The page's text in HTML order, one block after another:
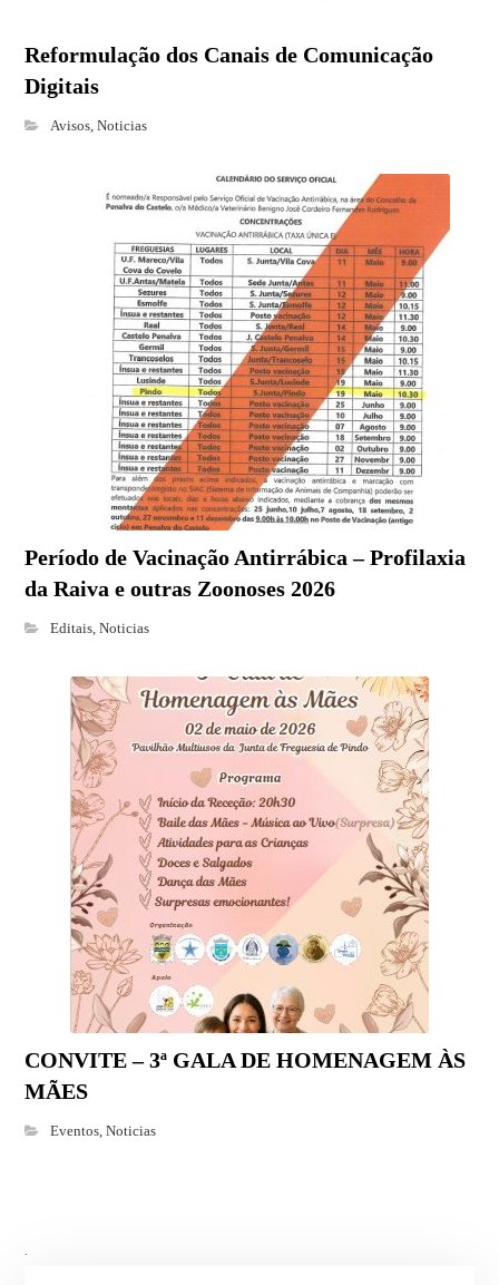
Reformulação dos Canais de Comunicação
Digitais
Avisos,Noticias
Período de Vacinação Antirrábica – Profilaxia
da Raiva e outras Zoonoses 2026
Editais,Noticias
CONVITE – 3ª GALA DE HOMENAGEM ÀS
MÃES
Eventos,Noticias
.